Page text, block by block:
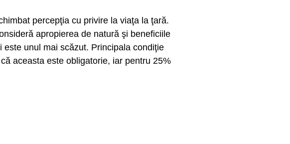
percepţia cu privire la viaţa la ţară.
apropierea de natură şi beneficiile
unul mai scăzut. Principala condiţie
aceasta este obligatorie, iar pentru 25%